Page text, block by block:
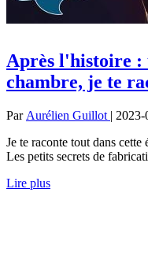
Après l'histoire :
chambre, je te
Par Aurélien Guillot |
Je te raconte tout dans
Les petits secrets de
Lire plus